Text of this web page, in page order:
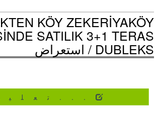
KÖY ZEKERİYAKÖY
SATILIK 3+1 TERAS
DUBLEKS / استعراض